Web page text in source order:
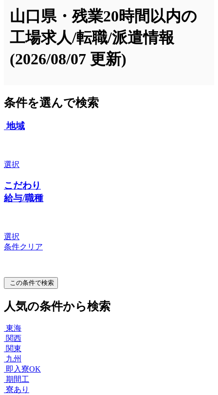
山口県・残業20時間以内の
工場求人/転職/派遣情報
(2026/08/07 更新)
条件を選んで検索
地域
選択
こだわり
給与/職種
選択
条件クリア
この条件で検索
人気の条件から検索
東海
関西
関東
九州
即入寮OK
期間工
寮あり